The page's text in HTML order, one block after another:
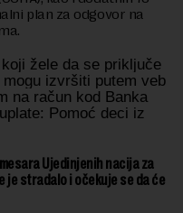
plan za odgovor na
žele da se priključe
izvršiti putem veb
na račun kod Banka
Pomoć deci iz
Ujedinjenih nacija za
je stradalo i očekuje se da će